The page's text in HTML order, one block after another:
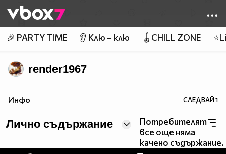
👾
🎉 PARTY TIME 👂 Клю – клю 🪀CHILL ZONE
render1967
www.piratpartiet.se/
************************************************************************
Cogito Ergo Sum
Инфо СЛЕДВАЙ1
Лично съдържание
Потребителят
все още няма
качено съдържание.